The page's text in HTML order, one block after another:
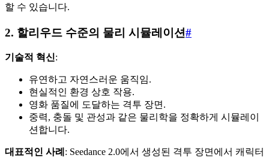
할 수 있습니다.
2. 할리우드 수준의 물리 시뮬레이션#
기술적 혁신:
유연하고 자연스러운 움직임.
현실적인 환경 상호 작용.
영화 품질에 도달하는 격투 장면.
중력, 충돌 및 관성과 같은 물리학을 정확하게 시뮬레이
션합니다.
대표적인 사례 : Seedance 2.0에서 생성된 격투 장면에서 캐릭터